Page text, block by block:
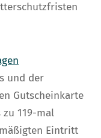
und der
Gutscheinkarte
119-mal
Eintritt